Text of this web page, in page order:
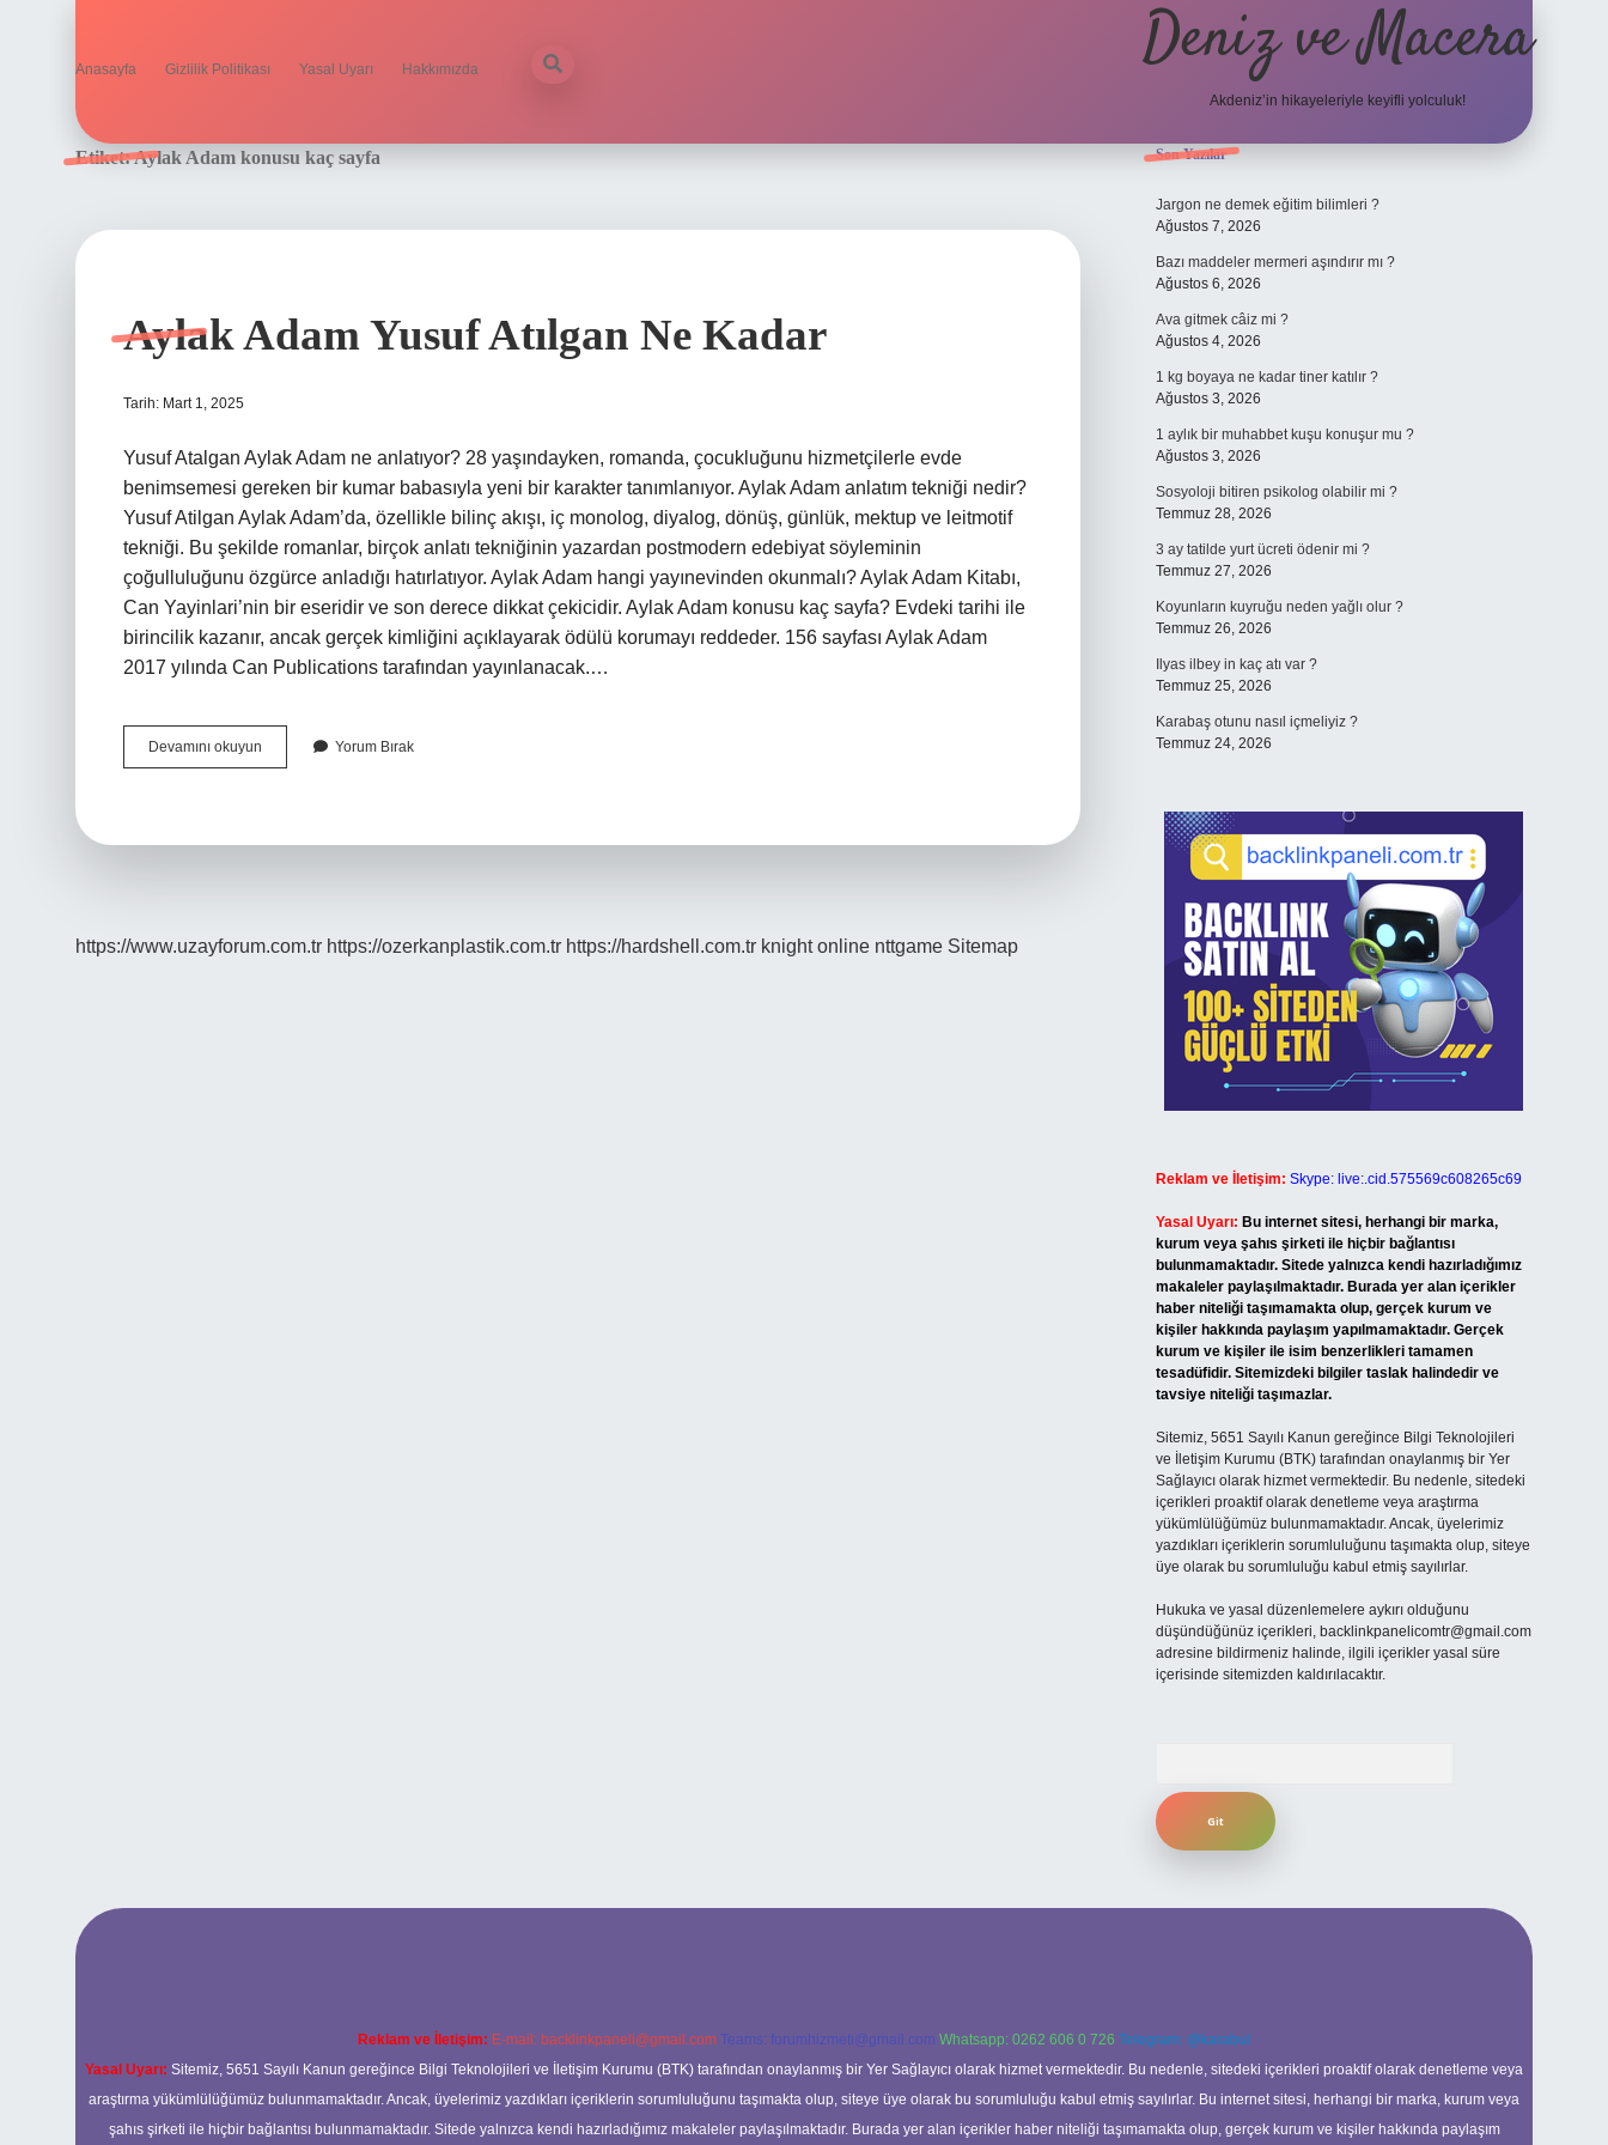
Anasayfa Gizlilik Politikası Yasal Uyarı Hakkımızda Deniz ve Macera
Akdeniz’in hikayeleriyle keyifli yolculuk!
Etiket:Aylak Adam konusu kaç sayfa
Aylak Adam Yusuf Atılgan Ne Kadar
Tarih: Mart 1, 2025
Yusuf Atalgan Aylak Adam ne anlatıyor? 28 yaşındayken, romanda, çocukluğunu hizmetçilerle evde
benimsemesi gereken bir kumar babasıyla yeni bir karakter tanımlanıyor. Aylak Adam anlatım tekniği nedir?
Yusuf Atilgan Aylak Adam’da, özellikle bilinç akışı, iç monolog, diyalog, dönüş, günlük, mektup ve leitmotif
tekniği. Bu şekilde romanlar, birçok anlatı tekniğinin yazardan postmodern edebiyat söyleminin
çoğulluluğunu özgürce anladığı hatırlatıyor. Aylak Adam hangi yayınevinden okunmalı? Aylak Adam Kitabı,
Can Yayinlari’nin bir eseridir ve son derece dikkat çekicidir. Aylak Adam konusu kaç sayfa? Evdeki tarihi ile
birincilik kazanır, ancak gerçek kimliğini açıklayarak ödülü korumayı reddeder. 156 sayfası Aylak Adam
2017 yılında Can Publications tarafından yayınlanacak.…
Devamını okuyun
Adam
Yorum Bırak
https://www.uzayforum.com.tr https://ozerkanplastik.com.tr https://hardshell.com.tr knight online nttgame Sitemap
Sidebar
Son Yazılar
Jargon ne demek eğitim bilimleri ?
Ağustos 7, 2026
Bazı maddeler mermeri aşındırır mı ?
Ağustos 6, 2026
Ava gitmek câiz mi ?
Ağustos 4, 2026
1 kg boyaya ne kadar tiner katılır ?
Ağustos 3, 2026
1 aylık bir muhabbet kuşu konuşur mu ?
Ağustos 3, 2026
Sosyoloji bitiren psikolog olabilir mi ?
Temmuz 28, 2026
3 ay tatilde yurt ücreti ödenir mi ?
Temmuz 27, 2026
Koyunların kuyruğu neden yağlı olur ?
Temmuz 26, 2026
Ilyas ilbey in kaç atı var ?
Temmuz 25, 2026
Karabaş otunu nasıl içmeliyiz ?
Temmuz 24, 2026
Reklam ve İletişim: Skype: live:.cid.575569c608265c69
Yasal Uyarı: Bu internet sitesi, herhangi bir marka,
kurum veya şahıs şirketi ile hiçbir bağlantısı
bulunmamaktadır. Sitede yalnızca kendi hazırladığımız
makaleler paylaşılmaktadır. Burada yer alan içerikler
haber niteliği taşımamakta olup, gerçek kurum ve
kişiler hakkında paylaşım yapılmamaktadır. Gerçek
kurum ve kişiler ile isim benzerlikleri tamamen
tesadüfidir. Sitemizdeki bilgiler taslak halindedir ve
tavsiye niteliği taşımazlar.
Sitemiz, 5651 Sayılı Kanun gereğince Bilgi Teknolojileri
ve İletişim Kurumu (BTK) tarafından onaylanmış bir Yer
Sağlayıcı olarak hizmet vermektedir. Bu nedenle, sitedeki
içerikleri proaktif olarak denetleme veya araştırma
yükümlülüğümüz bulunmamaktadır. Ancak, üyelerimiz
yazdıkları içeriklerin sorumluluğunu taşımakta olup, siteye
üye olarak bu sorumluluğu kabul etmiş sayılırlar.
Hukuka ve yasal düzenlemelere aykırı olduğunu
düşündüğünüz içerikleri, backlinkpanelicomtr@gmail.com
adresine bildirmeniz halinde, ilgili içerikler yasal süre
içerisinde sitemizden kaldırılacaktır.
Reklam ve İletişim: E-mail: backlinkpaneli@gmail.com Teams: forumhizmeti@gmail.com Whatsapp: 0262 606 0 726 Telegram: @karabul
Yasal Uyarı: Sitemiz, 5651 Sayılı Kanun gereğince Bilgi Teknolojileri ve İletişim Kurumu (BTK) tarafından onaylanmış bir Yer Sağlayıcı olarak hizmet vermektedir. Bu nedenle, sitedeki içerikleri proaktif olarak denetleme veya
araştırma yükümlülüğümüz bulunmamaktadır. Ancak, üyelerimiz yazdıkları içeriklerin sorumluluğunu taşımakta olup, siteye üye olarak bu sorumluluğu kabul etmiş sayılırlar. Bu internet sitesi, herhangi bir marka, kurum veya
şahıs şirketi ile hiçbir bağlantısı bulunmamaktadır. Sitede yalnızca kendi hazırladığımız makaleler paylaşılmaktadır. Burada yer alan içerikler haber niteliği taşımamakta olup, gerçek kurum ve kişiler hakkında paylaşım